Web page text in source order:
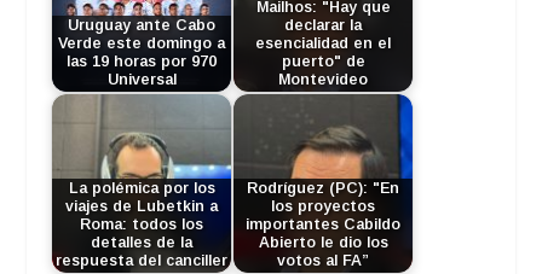
Uruguay ante Cabo
Verde este domingo a
las 19 horas por 970
Universal
Mailhos: "Hay que
declarar la
esencialidad en el
puerto" de
Montevideo
La polémica por los
viajes de Lubetkin a
Roma: todos los
detalles de la
respuesta del canciller
Rodríguez (PC): "En
los proyectos
importantes Cabildo
Abierto le dio los
votos al FA”